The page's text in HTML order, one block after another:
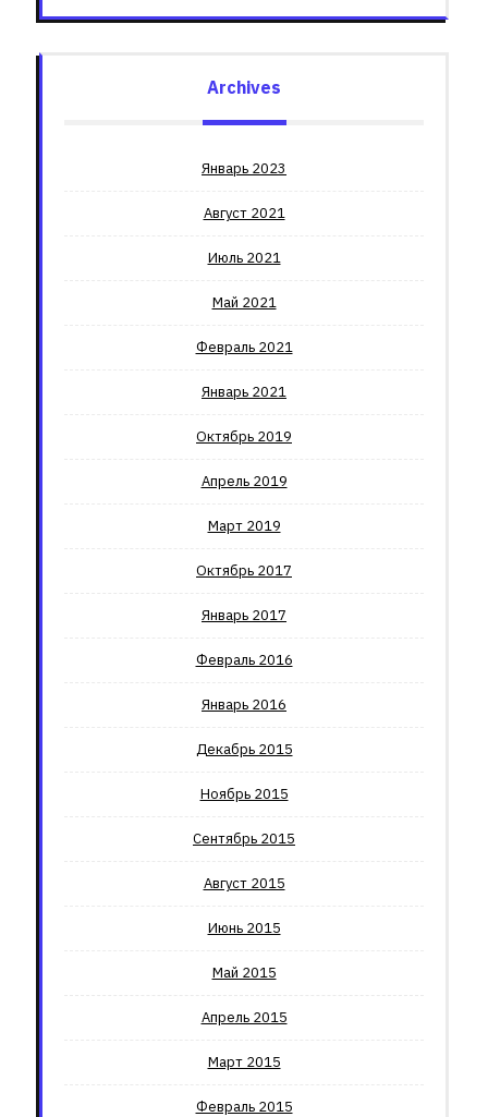
Archives
Январь 2023
Август 2021
Июль 2021
Май 2021
Февраль 2021
Январь 2021
Октябрь 2019
Апрель 2019
Март 2019
Октябрь 2017
Январь 2017
Февраль 2016
Январь 2016
Декабрь 2015
Ноябрь 2015
Сентябрь 2015
Август 2015
Июнь 2015
Май 2015
Апрель 2015
Март 2015
Февраль 2015